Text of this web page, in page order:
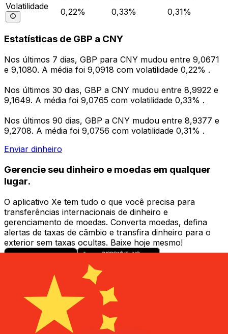
Volatilidade
0,22% 0,33% 0,31%
Estatísticas de GBP a CNY
Nos últimos 7 dias, GBP para CNY mudou entre 9,0671
e 9,1080. A média foi 9,0918 com volatilidade 0,22% .
Nos últimos 30 dias, GBP a CNY mudou entre 8,9922 e
9,1649. A média foi 9,0765 com volatilidade 0,33% .
Nos últimos 90 dias, GBP a CNY mudou entre 8,9377 e
9,2708. A média foi 9,0756 com volatilidade 0,31% .
Enviar dinheiro
Gerencie seu dinheiro e moedas em qualquer
lugar.
O aplicativo Xe tem tudo o que você precisa para
transferências internacionais de dinheiro e
gerenciamento de moedas. Converta moedas, defina
alertas de taxas de câmbio e transfira dinheiro para o
exterior sem taxas ocultas. Baixe hoje mesmo!